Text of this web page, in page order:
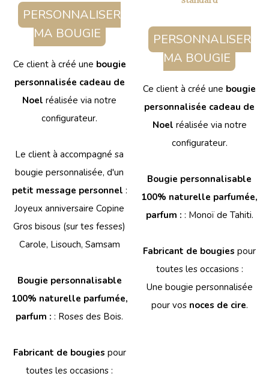
PERSONNALISER
MA BOUGIE
Ce client à créé une bougie
personnalisée cadeau de
Noelréalisée via notre
configurateur.
Le client à accompagné sa
bougie personnalisée, d'un
petit message personnel :
Joyeux anniversaire Copine
Gros bisous (sur tes fesses)
Carole, Lisouch, Samsam
Bougie personnalisable
100% naturelle parfumée,
parfum :: Roses des Bois.
Fabricant de bougies pour
toutes les occasions :
PERSONNALISER
MA BOUGIE
Ce client à créé une bougie
personnalisée cadeau de
Noel réalisée via notre
configurateur.
Bougie personnalisable
100% naturelle parfumée,
parfum : : Monoï de Tahiti.
Fabricant de bougies pour
toutes les occasions :
Une bougie personnalisée
pour vos noces de cire.